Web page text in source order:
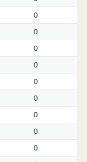
0
0
0
0
0
0
0
0
0